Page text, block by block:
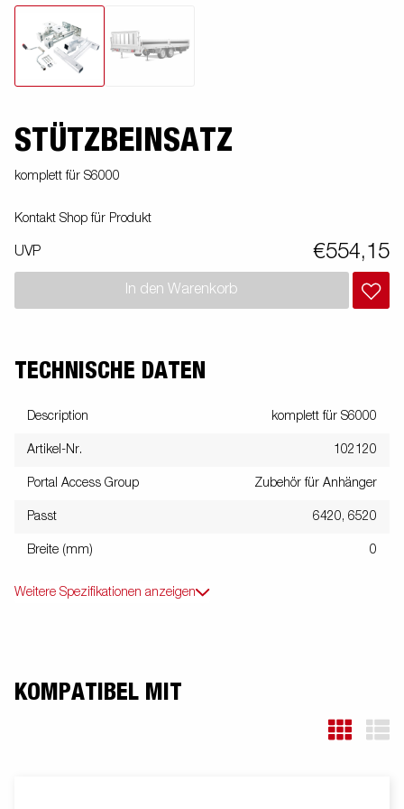
STÜTZBEINSATZ
komplett für S6000
Kontakt Shop für Produkt
UVP €554,15
In den Warenkorb
TECHNISCHE DATEN
Description komplett für S6000
Artikel-Nr. 102120
Portal Access Group Zubehör für Anhänger
Passt 6420, 6520
Breite (mm) 0
Weitere Spezifikationen anzeigen
KOMPATIBEL MIT